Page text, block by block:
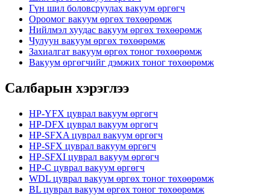
Гүн шил боловсруулах вакуум өргөгч
Ороомог вакуум өргөх төхөөрөмж
Нийлмэл хуудас вакуум өргөх төхөөрөмж
Чулуун вакуум өргөх төхөөрөмж
Захиалгат вакуум өргөх тоног төхөөрөмж
Вакуум өргөгчийг дэмжих тоног төхөөрөмж
Салбарын хэрэглээ
HP-YFX цуврал вакуум өргөгч
HP-DFX цуврал вакуум өргөгч
HP-SFXA цуврал вакуум өргөгч
HP-SFX цуврал вакуум өргөгч
HP-SFXI цуврал вакуум өргөгч
HP-C цуврал вакуум өргөгч
WDL цуврал вакуум өргөх тоног төхөөрөмж
BL цуврал вакуум өргөх тоног төхөөрөмж